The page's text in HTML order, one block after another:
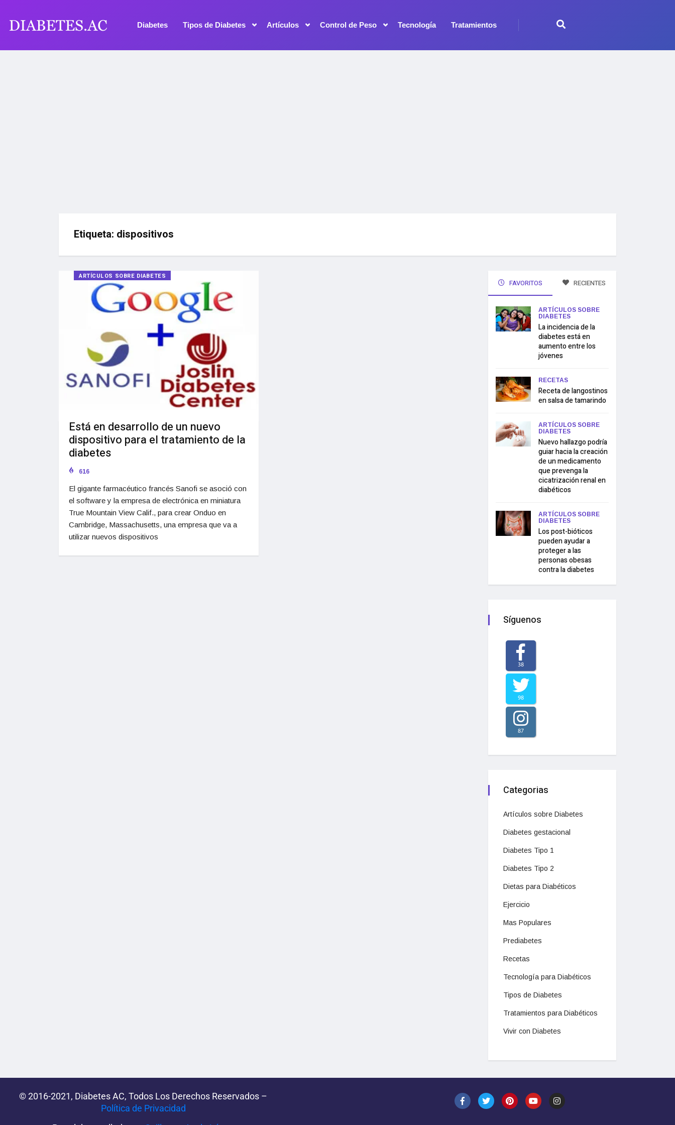
Diabetes Tipos de Diabetes Artículos Control de Peso Tecnología Tratamientos
Etiqueta: dispositivos
ARTÍCULOS SOBRE DIABETES
Está en desarrollo de un nuevo
dispositivo para el tratamiento de la
diabetes
616
El gigante farmacéutico francés Sanofi se asoció con
el software y la empresa de electrónica en miniatura
True Mountain View Calif., para crear Onduo en
Cambridge, Massachusetts, una empresa que va a
utilizar nuevos dispositivos
FAVORITOS RECIENTES
ARTÍCULOS SOBRE
DIABETES
La incidencia de la
diabetes está en
aumento entre los
jóvenes
RECETAS
Receta de langostinos
en salsa de tamarindo
ARTÍCULOS SOBRE
DIABETES
Nuevo hallazgo podría
guiar hacia la creación
de un medicamento
que prevenga la
cicatrización renal en
diabéticos
ARTÍCULOS SOBRE
DIABETES
Los post-bióticos
pueden ayudar a
proteger a las
personas obesas
contra la diabetes
Síguenos
38
98
87
Categorias
Artículos sobre Diabetes
Diabetes gestacional
Diabetes Tipo 1
Diabetes Tipo 2
Dietas para Diabéticos
Ejercicio
Mas Populares
Prediabetes
Recetas
Tecnología para Diabéticos
Tipos de Diabetes
Tratamientos para Diabéticos
Vivir con Diabetes
© 2016-2021, Diabetes AC, Todos Los Derechos Reservados –
Política de Privacidad‌­